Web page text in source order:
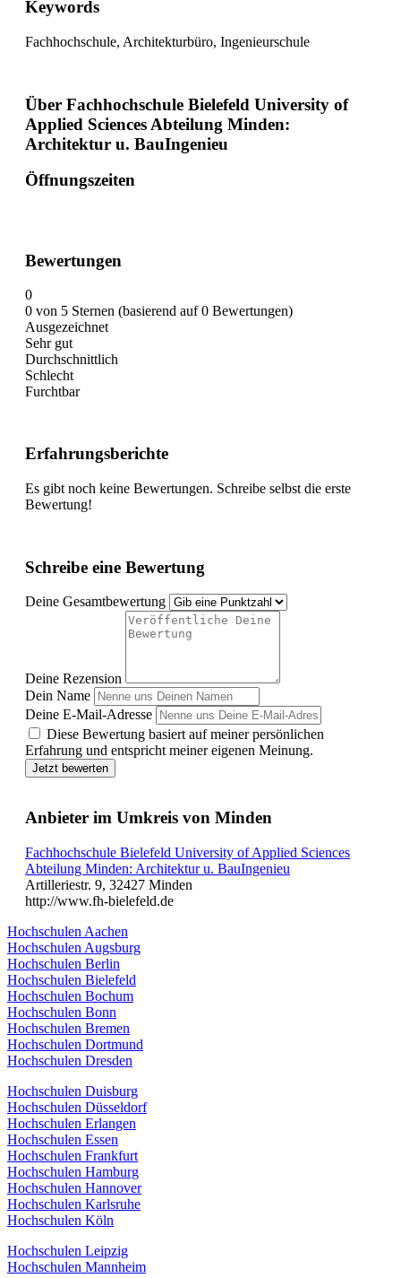
Keywords
Fachhochschule, Architekturbüro, Ingenieurschule
Über Fachhochschule Bielefeld University of
Applied Sciences Abteilung Minden:
Architektur u. BauIngenieu
Öffnungszeiten
Bewertungen
0
0 von 5 Sternen (basierend auf 0 Bewertungen)
Ausgezeichnet
Sehr gut
Durchschnittlich
Schlecht
Furchtbar
Erfahrungsberichte
Es gibt noch keine Bewertungen. Schreibe selbst die erste
Bewertung!
Schreibe eine Bewertung
Deine Gesamtbewertung
Deine Rezension
Dein Name
Deine E-Mail-Adresse
Diese Bewertung basiert auf meiner persönlichen
Erfahrung und entspricht meiner eigenen Meinung.
Jetzt bewerten
Anbieter im Umkreis von Minden
Fachhochschule Bielefeld University of Applied Sciences
Abteilung Minden: Architektur u. BauIngenieu
Artilleriestr. 9, 32427 Minden
http://www.fh-bielefeld.de
Hochschulen Aachen
Hochschulen Augsburg
Hochschulen Berlin
Hochschulen Bielefeld
Hochschulen Bochum
Hochschulen Bonn
Hochschulen Bremen
Hochschulen Dortmund
Hochschulen Dresden
Hochschulen Duisburg
Hochschulen Düsseldorf
Hochschulen Erlangen
Hochschulen Essen
Hochschulen Frankfurt
Hochschulen Hamburg
Hochschulen Hannover
Hochschulen Karlsruhe
Hochschulen Köln
Hochschulen Leipzig
Hochschulen Mannheim